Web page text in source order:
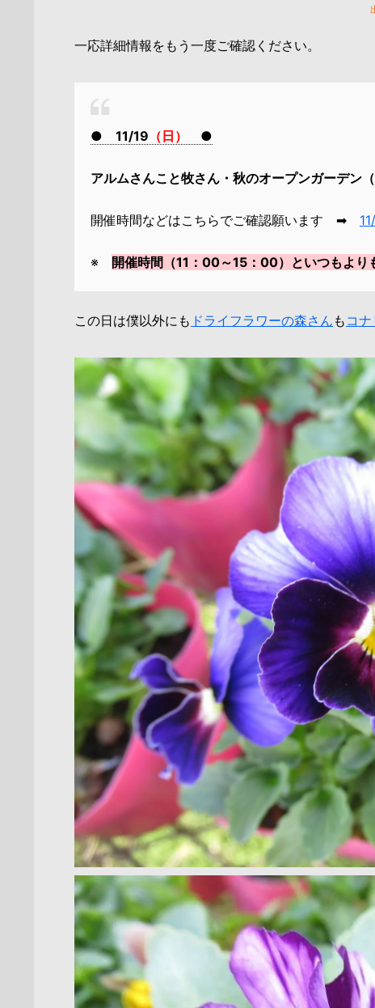
一応詳細情報をもう一度ご確認ください。
● 11/19 （日） ●
アルムさんこと牧さん・秋のオープンガーデン（
開催時間などはこちらでご確認願います ➡
※ 開催時間（11：00～15：00）といつもより
この日は僕以外にも ドライフラワーの森さん も コ